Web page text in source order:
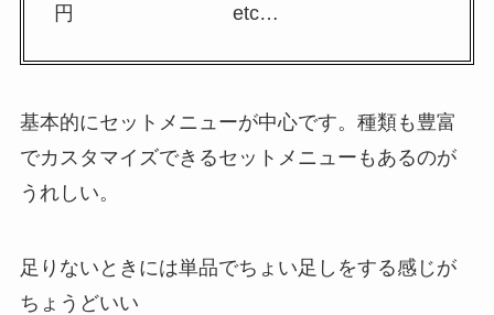
円 etc…
基本的にセットメニューが中心です。種類も豊富
でカスタマイズできるセットメニューもあるのが
うれしい。
足りないときには単品でちょい足しをする感じが
ちょうどいい